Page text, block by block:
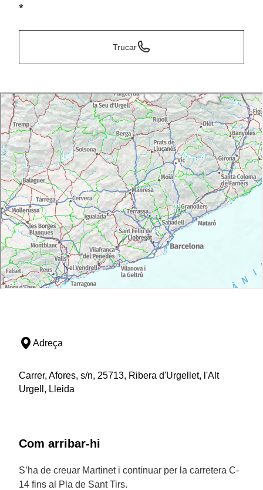
*
Trucar
Adreça
Carrer, Afores, s/n, 25713, Ribera d'Urgellet, l'Alt
Urgell, Lleida
Com arribar-hi
S’ha de creuar Martinet i continuar per la carretera C-
14 fins al Pla de Sant Tirs.